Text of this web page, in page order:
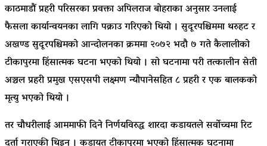
काठमाडौं प्रहरी परिसरका प्रवक्ता अपिलराज बोहराका अनुसार उनलाई
फैसला कार्यान्वयनका लागि पक्राउ गरिएको थियो । सुदूरपश्चिममा थरुहट र
अखण्ड सुदूरपश्चिमको आन्दोलनका क्रममा २०७२ भदौ ७ गते कैलालीको
टीकापुरमा हिंसात्मक घटना भएको थियो । सो घटनामा परी तत्कालीन सेती
अञ्चल प्रहरी प्रमुख एसएसपी लक्ष्मण न्यौपानेसहित ८ प्रहरी र एक बालकको
मृत्यु भएको थियो ।
तर चौधरीलाई आममाफी दिने निर्णयविरुद्ध शारदा कडायतले सर्वोच्चमा रिट